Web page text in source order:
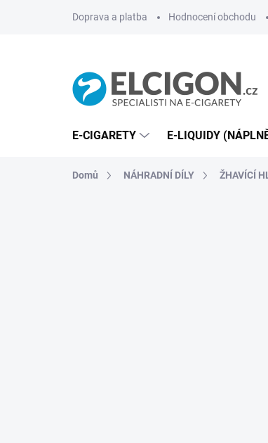
Doprava a platba Hodnocení obchodu
E-CIGARETY E-LIQUIDY
Domů NÁHRADNÍ DÍLY ŽHAVÍCÍ